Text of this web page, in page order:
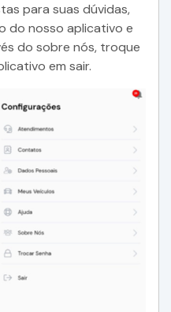
para suas dúvidas,
do nosso aplicativo e
do sobre nós, troque
em sair.